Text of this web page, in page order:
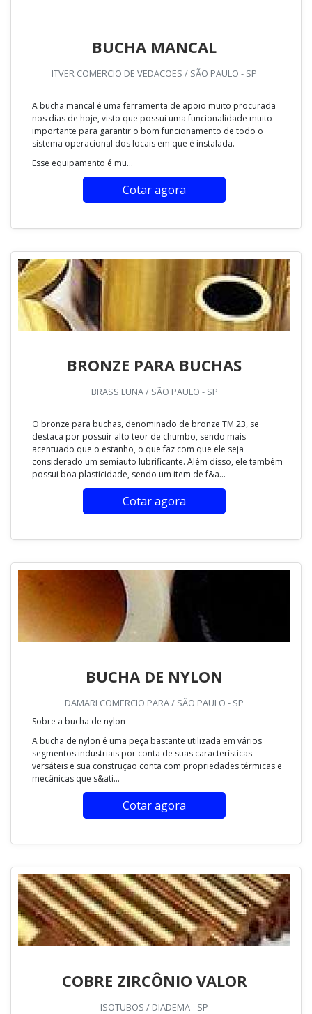
BUCHA MANCAL
ITVER COMERCIO DE VEDACOES / SÃO PAULO - SP
A bucha mancal é uma ferramenta de apoio muito procurada
nos dias de hoje, visto que possui uma funcionalidade muito
importante para garantir o bom funcionamento de todo o
sistema operacional dos locais em que é instalada.
Esse equipamento é mu...
Cotar agora
BRONZE PARA BUCHAS
BRASS LUNA / SÃO PAULO - SP
O bronze para buchas, denominado de bronze TM 23, se
destaca por possuir alto teor de chumbo, sendo mais
acentuado que o estanho, o que faz com que ele seja
considerado um semiauto lubrificante. Além disso, ele também
possui boa plasticidade, sendo um item de f&a...
Cotar agora
BUCHA DE NYLON
DAMARI COMERCIO PARA / SÃO PAULO - SP
Sobre a bucha de nylon
A bucha de nylon é uma peça bastante utilizada em vários
segmentos industriais por conta de suas características
versáteis e sua construção conta com propriedades térmicas e
mecânicas que s&ati...
Cotar agora
COBRE ZIRCÔNIO VALOR
ISOTUBOS / DIADEMA - SP